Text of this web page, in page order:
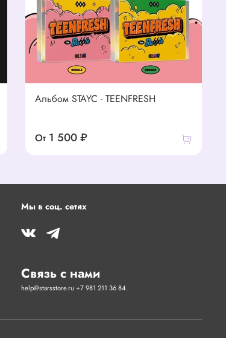
Альбом STAYC - TEENFRESH
От 1 500 ₽
Мы в соц. сетях
Связь с нами
help@starsstore.ru +7 981 211 36 84.